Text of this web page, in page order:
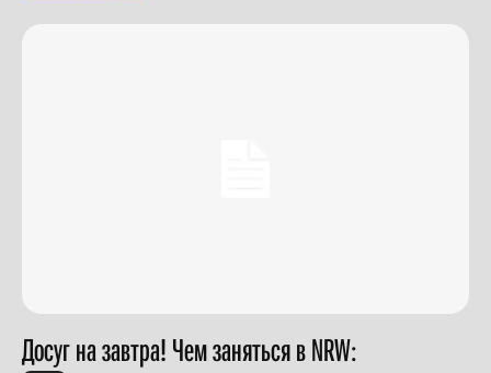
Досуг на завтра! Чем заняться в NRW: